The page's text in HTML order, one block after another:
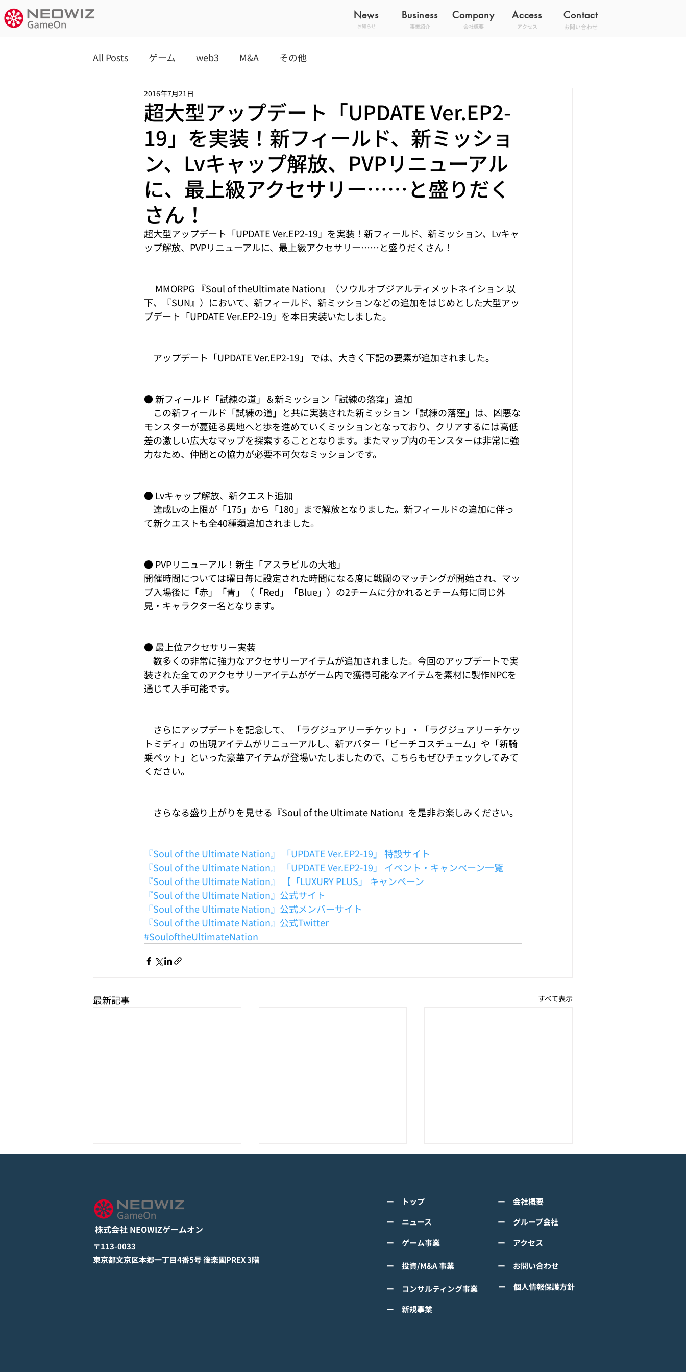
News Business
お知らせ 事業紹介
Access Contact
アクセス お問い合わせ
Company
会社概要
All Posts ゲーム web3 M&A その他
超大型アップデート「UPDATE Ver.EP2-
19」を実装！新フィールド、新ミッショ
ン、Lvキャップ解放、PVPリニューアル
に、最上級アクセサリー……と盛りだく
さん！
2016年7月21日
超大型アップデート「UPDATE Ver.EP2-19」を実装！新フィールド、新ミッション、Lvキャ
ップ解放、PVPリニューアルに、最上級アクセサリー……と盛りだくさん！
MMORPG 『Soul of theUltimate Nation』（ソウルオブジアルティメットネイション 以
下、『SUN』）において、新フィールド、新ミッションなどの追加をはじめとした大型アッ
プデート「UPDATE Ver.EP2-19」を本日実装いたしました。
アップデート「UPDATE Ver.EP2-19」 では、大きく下記の要素が追加されました。
● 新フィールド「試練の道」＆新ミッション「試練の落窪」追加
この新フィールド「試練の道」と共に実装された新ミッション「試練の落窪」は、凶悪な
モンスターが蔓延る奥地へと歩を進めていくミッションとなっており、クリアするには高低
差の激しい広大なマップを探索することとなります。またマップ内のモンスターは非常に強
力なため、仲間との協力が必要不可欠なミッションです。
● Lvキャップ解放、新クエスト追加
達成Lvの上限が「175」から「180」まで解放となりました。新フィールドの追加に伴っ
て新クエストも全40種類追加されました。
● PVPリニューアル！新生「アスラピルの大地」
開催時間については曜日毎に設定された時間になる度に戦闘のマッチングが開始され、マッ
プ入場後に「赤」「青」（「Red」「Blue」）の2チームに分かれるとチーム毎に同じ外
見・キャラクター名となります。
● 最上位アクセサリー実装
数多くの非常に強力なアクセサリーアイテムが追加されました。今回のアップデートで実
装された全てのアクセサリーアイテムがゲーム内で獲得可能なアイテムを素材に製作NPCを
通じて入手可能です。
さらにアップデートを記念して、 「ラグジュアリーチケット」・「ラグジュアリーチケッ
トミディ」の出現アイテムがリニューアルし、新アバター「ビーチコスチューム」や「新騎
乗ペット」といった豪華アイテムが登場いたしましたので、こちらもぜひチェックしてみて
ください。
さらなる盛り上がりを見せる『Soul of the Ultimate Nation』を是非お楽しみください。
『Soul of the Ultimate Nation』 「UPDATE Ver.EP2-19」 特設サイト
『Soul of the Ultimate Nation』 「UPDATE Ver.EP2-19」 イベント・キャンペーン一覧
『Soul of the Ultimate Nation』 【「LUXURY PLUS」 キャンペーン
『Soul of the Ultimate Nation』公式サイト
『Soul of the Ultimate Nation』公式メンバーサイト
『Soul of the Ultimate Nation』公式Twitter
#SouloftheUltimateNation
最新記事 すべて表示
けて正式リリース！
詳しくは下記PDFをご確認くださ
い。 【ゲームオン プレスリリ
ース】 モバイル新作『ぼのぼの
なにしてる？』 Google Play
StoreとApp Storeから全世界に
向けて正式リリース！ #ぼのぼの
超伝導体！最高のスリックバ
ス】 K-POPアイドル応援アプリ
体！最高のスリックバック・チャ
のぼの なにしてる？』<span
class="space"></span>グロ
詳しくは下記PDFをご確認くださ
い。 【ゲームオン プレスリリ
ース】 TVアニメーション 『ぼの
ぼの なにしてる？』事前登録受
株式会社 NEOWIZゲームオン
​〒113-0033
​東京都文京区本郷一丁目4番5号 後楽園PREX 3階
ー トップ
ー ニュース
ー ゲーム事業
ー 投資/M&A 事業
ー コンサルティング事業
ー 会社概要
ー グループ会社
ー アクセス
ー お問い合わせ
ー 個人情報保護方針
ー 新規事業